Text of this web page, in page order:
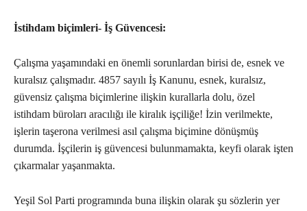
İstihdam biçimleri- İş Güvencesi:
Çalışma yaşamındaki en önemli sorunlardan birisi de, esnek ve
kuralsız çalışmadır. 4857 sayılı İş Kanunu, esnek, kuralsız,
güvensiz çalışma biçimlerine ilişkin kurallarla dolu, özel
istihdam büroları aracılığı ile kiralık işçiliğe! İzin verilmekte,
işlerin taşerona verilmesi asıl çalışma biçimine dönüşmüş
durumda. İşçilerin iş güvencesi bulunmamakta, keyfi olarak işten
çıkarmalar yaşanmakta.
Yeşil Sol Parti programında buna ilişkin olarak şu sözlerin yer